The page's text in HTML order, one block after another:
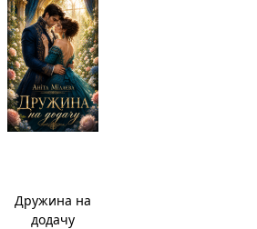
Дружина на
додачу